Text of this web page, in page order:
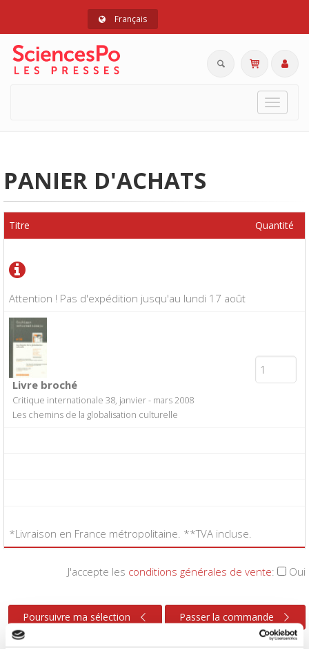
Français
Toggle
PANIER D'ACHATS
Attention ! Pas d'expédition jusqu'au lundi 17 août
Titre Quantité
Livre broché
Critique internationale 38, janvier - mars 2008
Les chemins de la globalisation culturelle
*Livraison en France métropolitaine. **TVA incluse.
J'accepte les conditions générales de vente: Oui
Poursuivre ma sélection Passer la commande